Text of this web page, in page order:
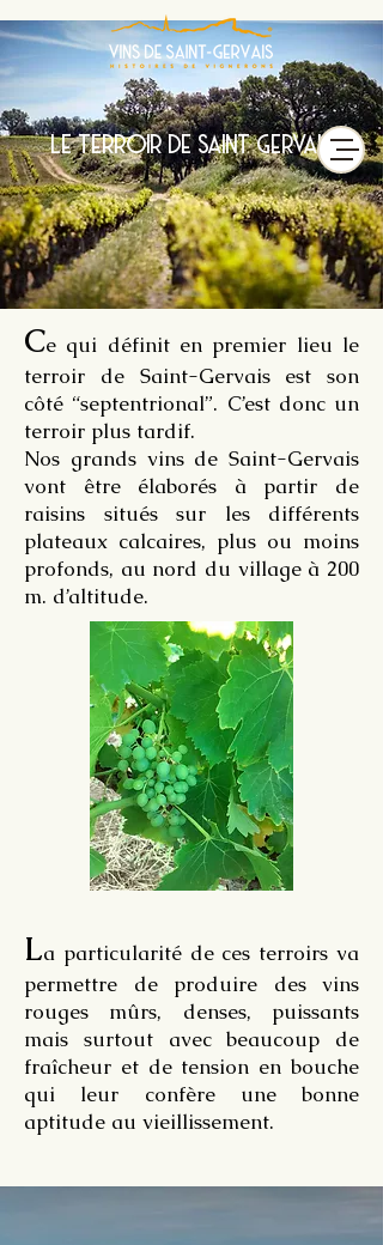
LE TERROIR DE SAINT GERVAIS
Ce qui définit en premier lieu le
terroir de Saint-Gervais est son
côté “septentrional”. C’est donc un
terroir plus tardif.
Nos grands vins de Saint-Gervais
vont être élaborés à partir de
raisins situés sur les différents
plateaux calcaires, plus ou moins
profonds, au nord du village à 200
m. d’altitude.
La particularité de ces terroirs va
permettre de produire des vins
rouges mûrs, denses, puissants
mais surtout avec beaucoup de
fraîcheur et de tension en bouche
qui leur confère une bonne
aptitude au vieillissement.